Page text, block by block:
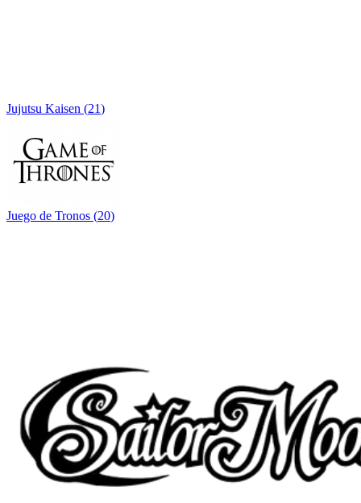
Jujutsu Kaisen (21)
Juego de Tronos (20)